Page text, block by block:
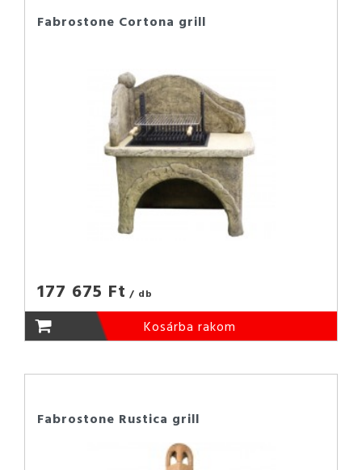
Fabrostone Cortona grill
177 675 Ft / db
Kosárba rakom
Fabrostone Rustica grill